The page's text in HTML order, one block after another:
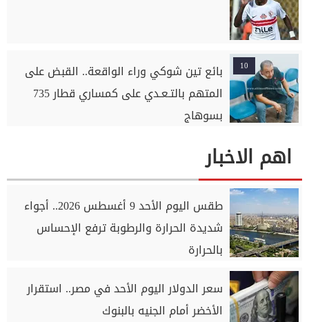
10
بائع تين شوكي وراء الواقعة.. القبض على
المتهم بالتـعـدي على كمساري قطار 735
بسوهاج
اهم الاخبار
طقس اليوم الأحد 9 أغسطس 2026.. أجواء
شديدة الحرارة والرطوبة ترفع الإحساس
بالحرارة
سعر الدولار اليوم الأحد في مصر.. استقرار
الأخضر أمام الجنيه بالبنوك